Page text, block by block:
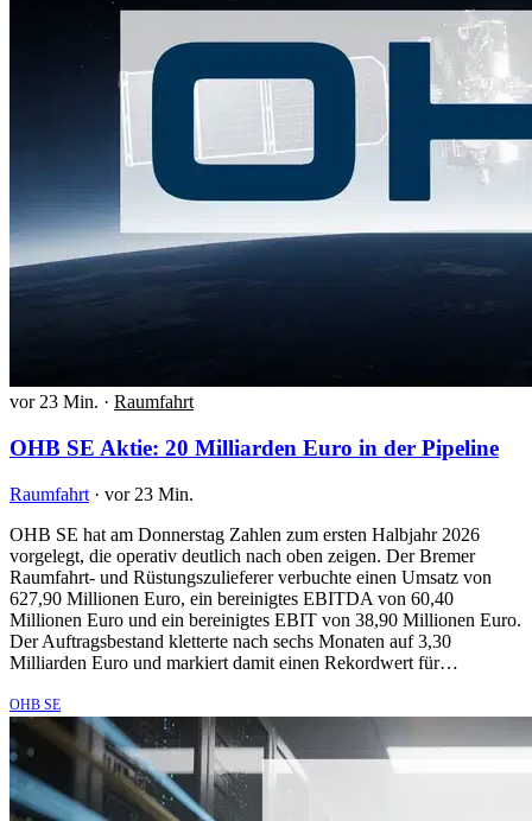
vor 23 Min. · Raumfahrt
OHB SE Aktie: 20 Milliarden Euro in der Pipeline
Raumfahrt · vor 23 Min.
OHB SE hat am Donnerstag Zahlen zum ersten Halbjahr 2026
vorgelegt, die operativ deutlich nach oben zeigen. Der Bremer
Raumfahrt- und Rüstungszulieferer verbuchte einen Umsatz von
627,90 Millionen Euro, ein bereinigtes EBITDA von 60,40
Millionen Euro und ein bereinigtes EBIT von 38,90 Millionen Euro.
Der Auftragsbestand kletterte nach sechs Monaten auf 3,30
Milliarden Euro und markiert damit einen Rekordwert für…
OHB SE